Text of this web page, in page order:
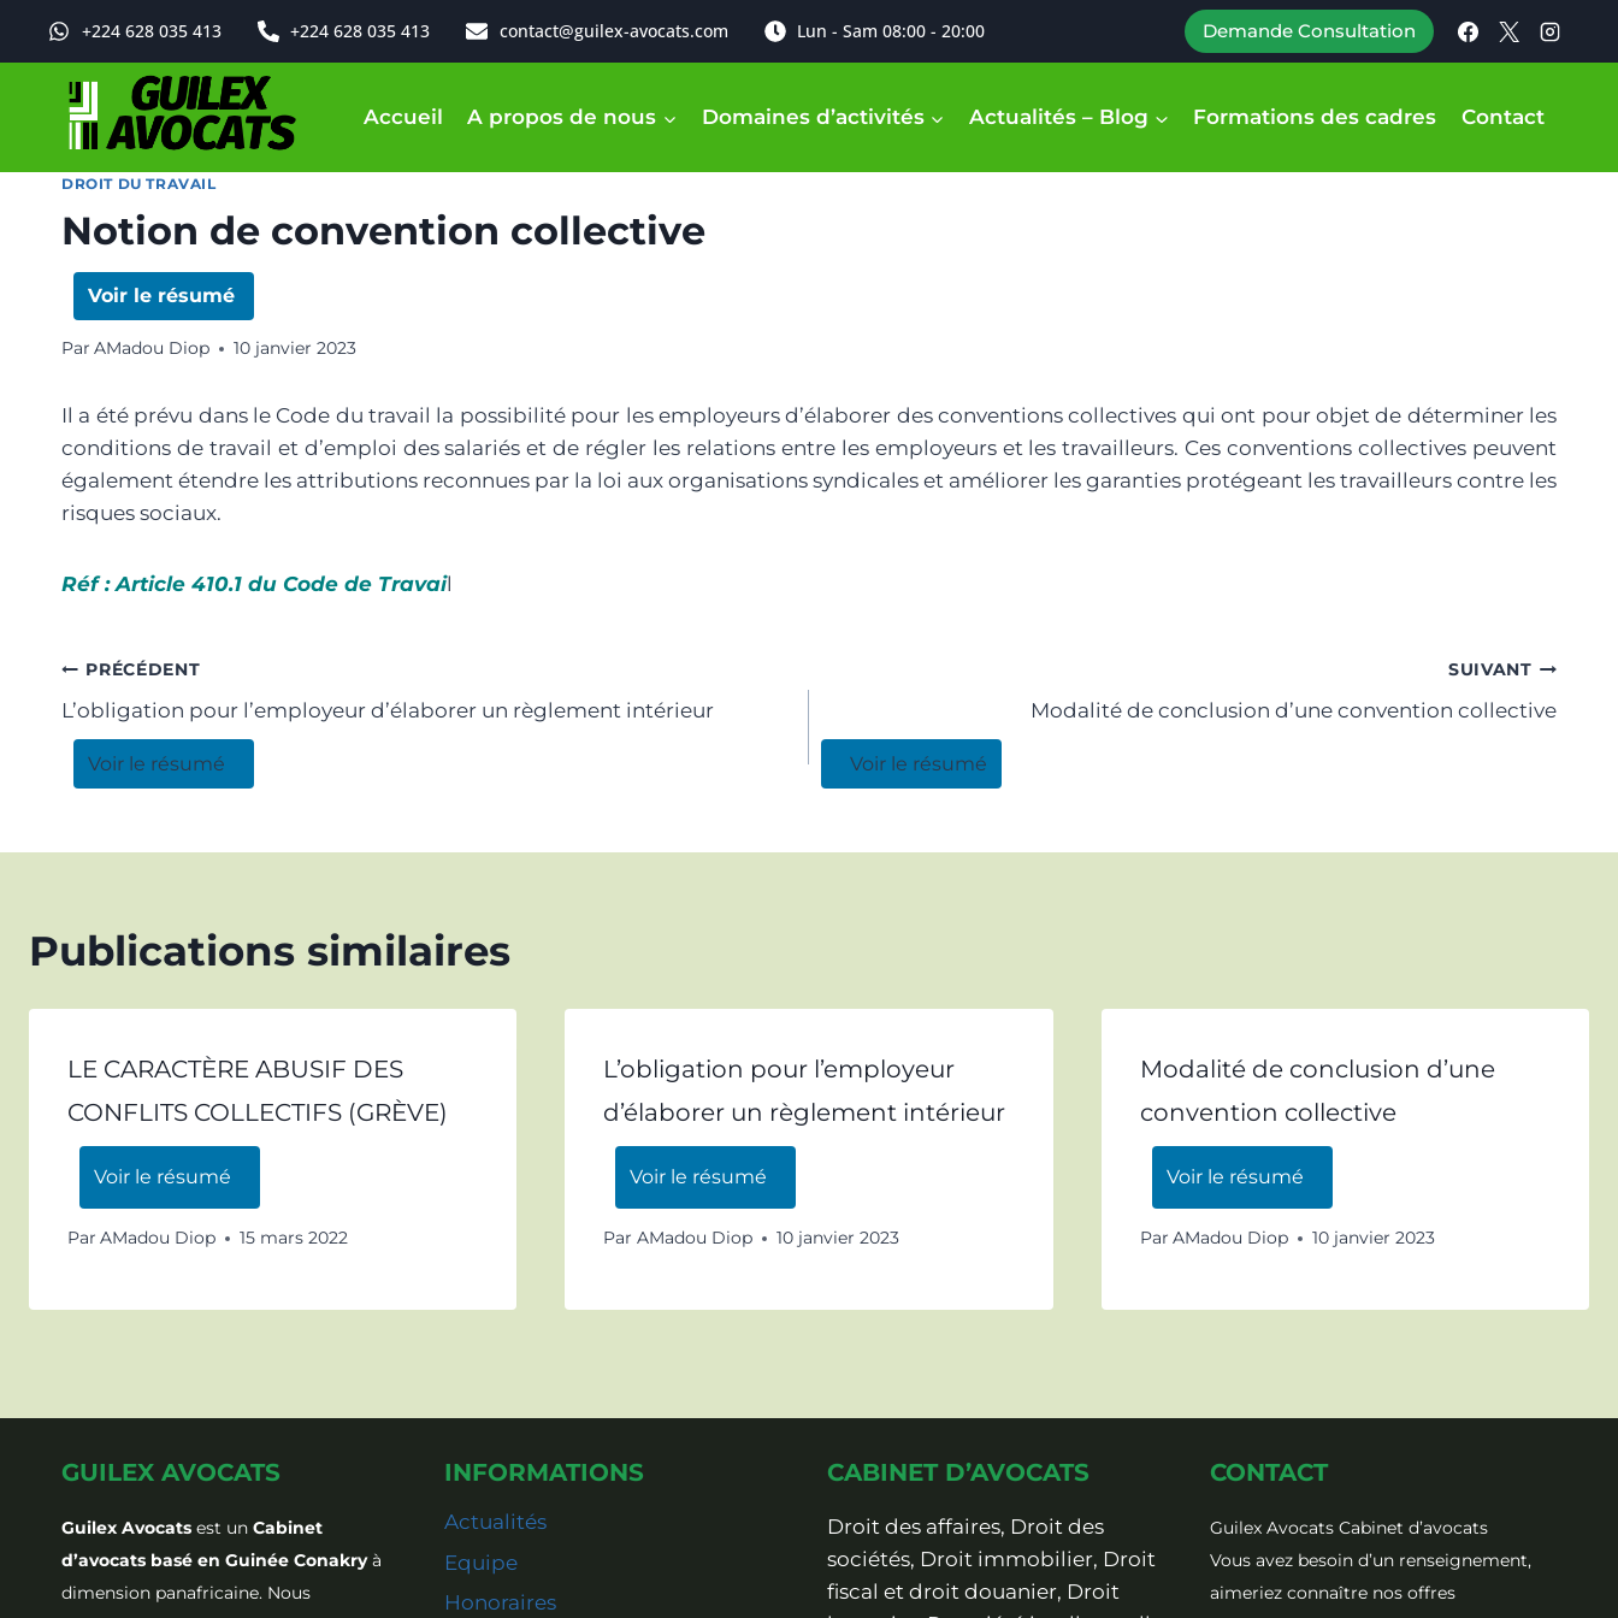
+224 628 035 413 +224 628 035 413 contact@guilex-avocats.com Lun - Sam 08:00 - 20:00 Demande Consultation
Accueil A propos de nous Domaines d’activités Actualités – Blog Formations des cadres Contact
DROIT DU TRAVAIL
Notion de convention collective
Voir le résumé
Par AMadou Diop 10 janvier 2023
Il a été prévu dans le Code du travail la possibilité pour les employeurs d’élaborer des conventions collectives qui ont pour objet de déterminer les
conditions de travail et d’emploi des salariés et de régler les relations entre les employeurs et les travailleurs. Ces conventions collectives peuvent
également étendre les attributions reconnues par la loi aux organisations syndicales et améliorer les garanties protégeant les travailleurs contre les
risques sociaux.
Réf : Article 410.1 du Code de Travail
PRÉCÉDENT
L’obligation pour l’employeur d’élaborer un règlement intérieur
Voir le résumé
SUIVANT
Modalité de conclusion d’une convention collective
Voir le résumé
Publications similaires
LE CARACTÈRE ABUSIF DES
CONFLITS COLLECTIFS (GRÈVE)
Voir le résumé
Par AMadou Diop 15 mars 2022
L’obligation pour l’employeur
d’élaborer un règlement intérieur
Voir le résumé
Par AMadou Diop 10 janvier 2023
Modalité de conclusion d’une
convention collective
Voir le résumé
Par AMadou Diop 10 janvier 2023
GUILEX AVOCATS
Guilex Avocats est un Cabinet
d’avocats basé en Guinée Conakryà
dimension panafricaine. Nous
INFORMATIONS
Actualités
Equipe
Honoraires
CABINET D’AVOCATS
Droit des affaires, Droit des
sociétés, Droit immobilier, Droit
fiscal et droit douanier, Droit
CONTACT
Guilex Avocats Cabinet d’avocats
Vous avez besoin d’un renseignement,
aimeriez connaître nos offres